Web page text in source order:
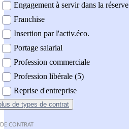
Engagement à servir dans la réserve
Franchise
Insertion par l'activ.éco.
Portage salarial
Profession commerciale
Profession libérale (5)
Reprise d'entreprise
de types de contrat
CONTRAT